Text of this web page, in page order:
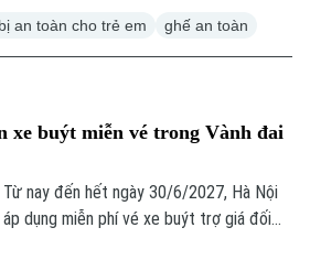
an toàn cho trẻ em ghế an toàn
xe buýt miễn vé trong Vành đai
Từ nay đến hết ngày 30/6/2027, Hà Nội
áp dụng miễn phí vé xe buýt trợ giá đối